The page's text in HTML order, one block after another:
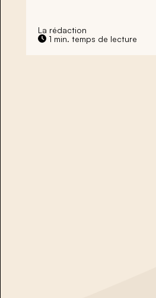
La rédaction
1 min. temps de lecture